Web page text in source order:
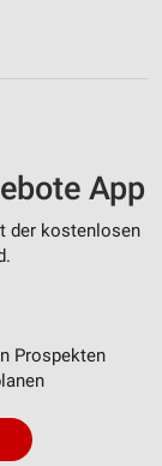
App
der kostenlosen
Prospekten